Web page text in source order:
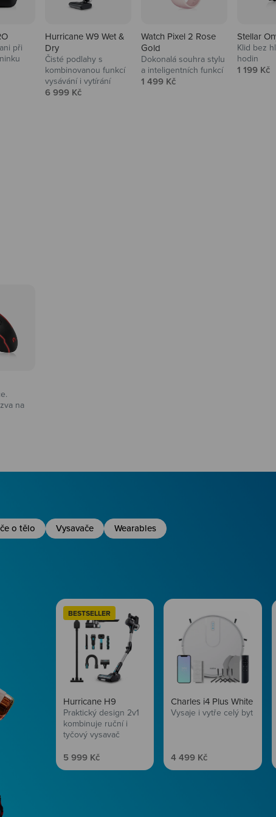
při
Hurricane W9 Wet &
Dry
Čisté podlahy s
kombinovanou funkcí
vysávání i vytírání
Prodejní cena
6 999 Kč
Watch Pixel 2 Rose
Gold
Dokonalá souhra stylu
a inteligentních funkcí
Prodejní cena
1 499 Kč
Stellar
Klid bez
hodin
Prodejní
1 199 Kč
na
o tělo Vysavače Wearables
BESTSELLER
Hurricane H9
Praktický design 2v1
kombinuje ruční i
tyčový vysavač
Prodejní cena
5 999 Kč
Charles i4 Plus White
Vysaje i vytře celý byt
Prodejní cena
4 499 Kč
Péče o vlasy